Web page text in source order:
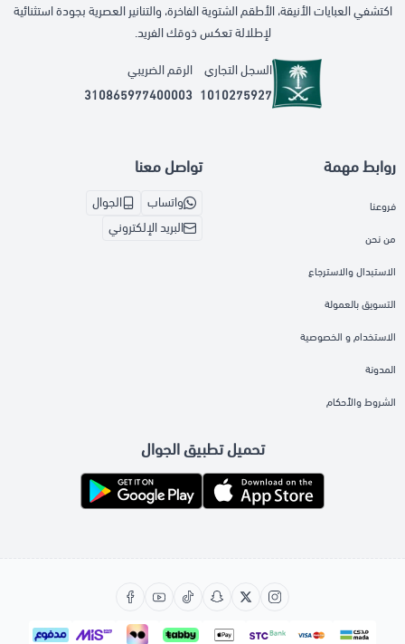
اكتشفي العبايات الأنيقة، الأطقم الشتوية الفاخرة، والتنانير العصرية بجودة استثنائية
لإطلالة تعكس ذوقك الفريد.
السجل التجاري
1010275927
الرقم الضريبي
310865977400003
روابط مهمة
فروعنا
من نحن
الاستبدال والاسترجاع
التسويق بالعمولة
الاستخدام و الخصوصية
المدونة
الشروط والأحكام
تواصل معنا
واتساب
الجوال
البريد الإلكتروني
تحميل تطبيق الجوال